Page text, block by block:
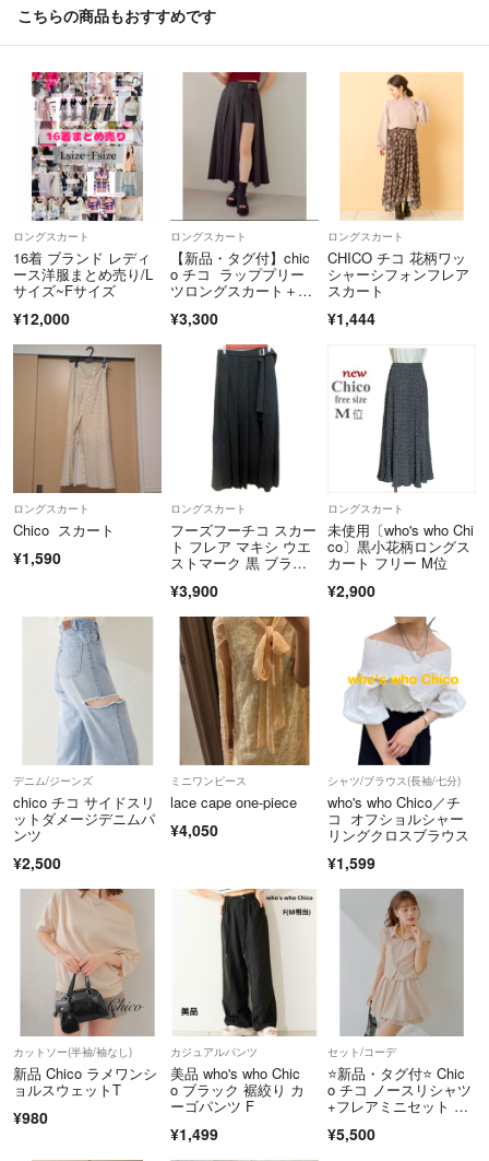
こちらの商品もおすすめです
ロングスカート
16着 ブランド レディ
ース洋服まとめ売り/L
サイズ~Fサイズ
¥12,000
ロングスカート
【新品・タグ付】chic
o チコ ラッププリー
ツロングスカート＋シ
¥3,300
ロングスカート
CHICO チコ 花柄ワッ
シャーシフォンフレア
スカート
¥1,444
ロングスカート
Chico スカート
¥1,590
ロングスカート
フーズフーチコ スカー
ト フレア マキシ ウエ
ストマーク 黒 ブラッ
¥3,900
ロングスカート
未使用〔who's who Chi
co〕黒小花柄ロングス
カート フリー M位
¥2,900
デニム/ジーンズ
chico チコ サイドスリ
ットダメージデニムパ
ンツ
¥2,500
ミニワンピース
lace cape one-piece
¥4,050
シャツ/ブラウス(長袖/七分)
who's who Chico／チ
コ オフショルシャー
リングクロスブラウス
¥1,599
カットソー(半袖/袖なし)
新品 Chico ラメワンシ
ョルスウェットT
¥980
カジュアルパンツ
美品 who's who Chic
o ブラック 裾絞り カ
ーゴパンツ F
¥1,499
セット/コーデ
⭐️新品・タグ付⭐️ Chic
o チコ ノースリシャツ
+フレアミニセット ベ
¥5,500